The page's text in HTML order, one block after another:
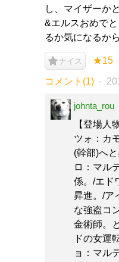
し、マイザーか
&エルスおめで
るか気になるか
ナイス ★15
コメント(1)
johnta_rou
【登場人
ツォ：カ
(幹部)へ
ロ：マル
係。/エド
昇進。/ア
な強盗コ
金術師。
ドの女運
ョ：マル